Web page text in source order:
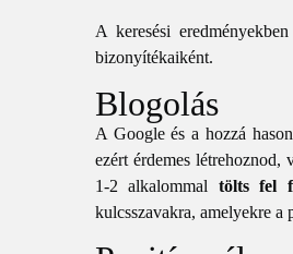
A keresési
bizonyítékaiként.
Blogolás
A Google és a hozzá
ezért érdemes
1-2 alkalommal tölts fel
kulcsszavakra, amelyekre a